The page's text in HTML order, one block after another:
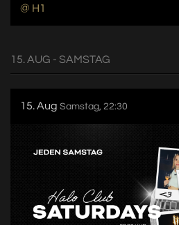
@ H1
15. AUG - SAMSTAG
15. Aug Samstag, 22:30